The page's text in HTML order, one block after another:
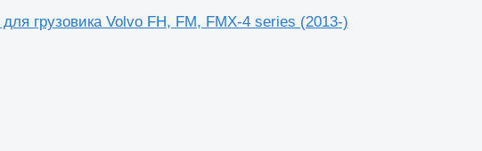
грузовика Volvo FH, FM, FMX-4 series (2013-)